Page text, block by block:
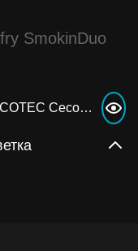
SmokinDuo
Инструкция Мультипечь CECOTEC Cecofry SmokinDuo 6000